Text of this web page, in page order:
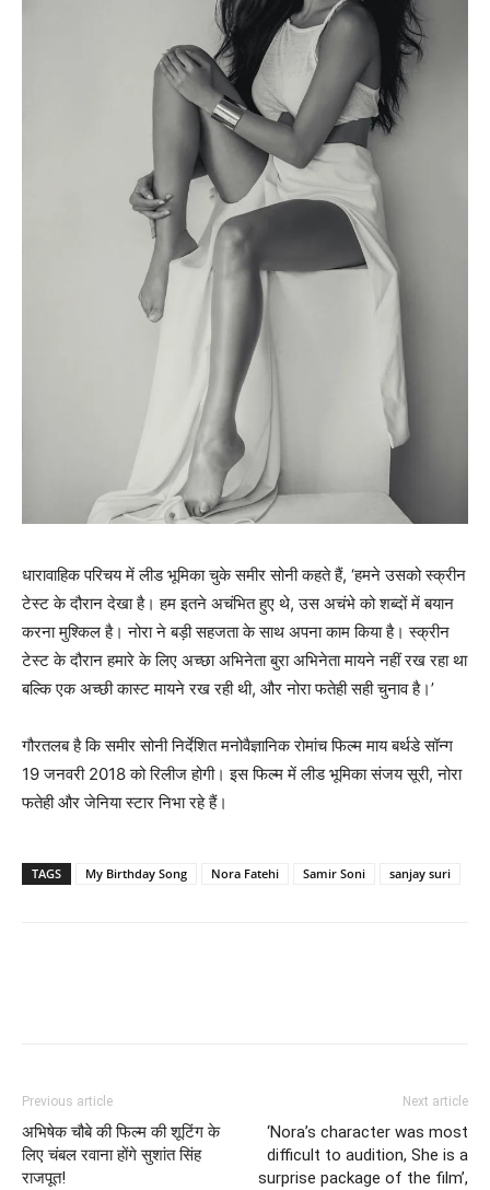
धारावाहिक परिचय में लीड भूमिका चुके समीर सोनी कहते हैं, ‘हमने उसको स्क्रीन
टेस्ट के दौरान देखा है। हम इतने अचंभित हुए थे, उस अचंभे को शब्दों में बयान
करना मुश्किल है। नोरा ने बड़ी सहजता के साथ अपना काम किया है। स्क्रीन
टेस्ट के दौरान हमारे के लिए अच्छा अभिनेता बुरा अभिनेता मायने नहीं रख रहा था
बल्कि एक अच्छी कास्ट मायने रख रही थी, और नोरा फतेही सही चुनाव है।’
गौरतलब है​ कि समीर सोनी निर्देशित मनोवैज्ञानिक रोमांच फिल्म माय बर्थडे सॉन्ग
19 जनवरी 2018 को रिलीज होगी। इस फिल्म में लीड भूमिका संजय सूरी, नोरा
फतेही और जेनिया स्टार निभा रहे हैं।
TAGS My Birthday Song Nora Fatehi Samir Soni sanjay suri
Previous article
अभिषेक चौबे की फिल्म की शूटिंग के
लिए चंबल रवाना होंगे सुशांत सिंह
राजपूत!
Next article
‘Nora’s character was most
difficult to audition, She is a
surprise package of the film’,